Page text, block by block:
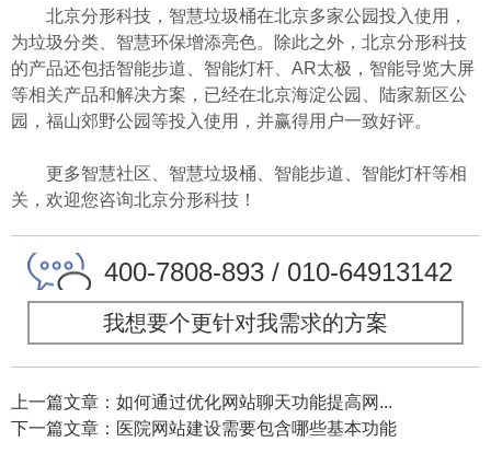
北京分形科技，智慧垃圾桶在北京多家公园投入使用，
为垃圾分类、智慧环保增添亮色。除此之外，北京分形科技
的产品还包括智能步道、智能灯杆、AR太极，智能导览大屏
等相关产品和解决方案，已经在北京海淀公园、陆家新区公
园，福山郊野公园等投入使用，并赢得用户一致好评。
更多智慧社区、智慧垃圾桶、智能步道、智能灯杆等相
关，欢迎您咨询北京分形科技！
400-7808-893 / 010-64913142
我想要个更针对我需求的方案
上一篇文章：如何通过优化网站聊天功能提高网...
下一篇文章：医院网站建设需要包含哪些基本功能